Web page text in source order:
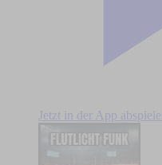
Jetzt in der App abspielen